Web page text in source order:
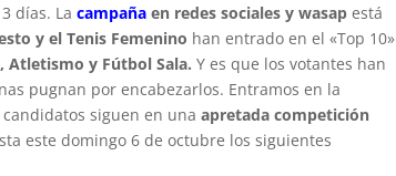
3 días. Lacampaña en redes sociales y wasap está
y el Tenis Femenino han entrado en el «Top 10»
Atletismo y Fútbol Sala. Y es que los votantes han
pugnan por encabezarlos. Entramos en la
siguen en unaapretada competición
este domingo 6 de octubre los siguientes